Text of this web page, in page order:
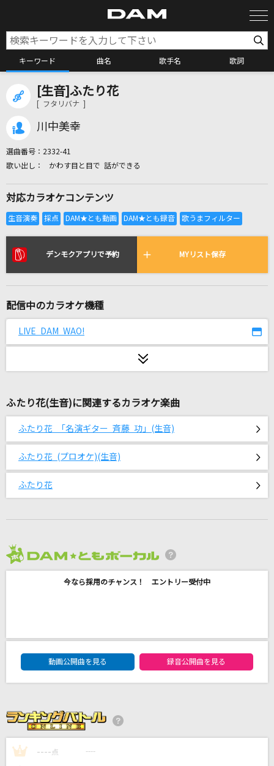
キーワード 曲名 歌手名 歌詞
カラオケ検索
全国りれき
リアルタイムで歌われている曲の一覧
シャルル
(please)forgive
夏祭り
Whiteberry
心よ原始に戻れ
高橋洋子
ひと夏の長さより…
[生音]言って。
ヨルシカ
Vaundy
[生音]ふたり花
[ フタリバナ ]
川中美幸
選曲番号： 2332-41
かわす目と目で 話ができる
対応カラオケコンテンツ
デンモクアプリで予約 MYリスト保存
配信中のカラオケ機種
LIVE DAM WAO!
ふたり花(生音)に関連するカラオケ楽曲
ふたり花 「名演ギター 斉藤 功」(生音)
ふたり花 (プロオケ)(生音)
ふたり花
今なら採用のチャンス！ エントリー受付中
DAM★ともボーカルエントリーランキング
動画公開曲を見る
録音公開曲を見る
1 ---- 点 ----